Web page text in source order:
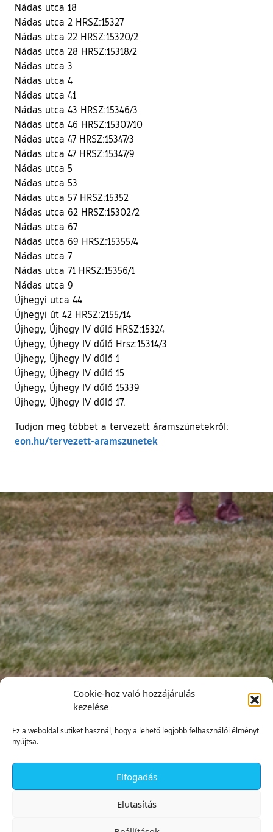
Cookie-hoz való hozzájárulás
kezelése
Ez a weboldal sütiket használ, hogy a lehető legjobb felhasználói élményt
nyújtsa.
Elfogadás
Elutasítás
Nádas utca 18
Nádas utca 2 HRSZ:15327
Nádas utca 22 HRSZ:15320/2
Nádas utca 28 HRSZ:15318/2
Nádas utca 3
Nádas utca 4
Nádas utca 41
Nádas utca 43 HRSZ:15346/3
Nádas utca 46 HRSZ:15307/10
Nádas utca 47 HRSZ:15347/3
Nádas utca 47 HRSZ:15347/9
Nádas utca 5
Nádas utca 53
Nádas utca 57 HRSZ:15352
Nádas utca 62 HRSZ:15302/2
Nádas utca 67
Nádas utca 69 HRSZ:15355/4
Nádas utca 7
Nádas utca 71 HRSZ:15356/1
Nádas utca 9
Újhegyi utca 44
Újhegyi út 42 HRSZ:2155/14
Újhegy, Újhegy IV dűlő HRSZ:15324
Újhegy, Újhegy IV dűlő Hrsz:15314/3
Újhegy, Újhegy IV dűlő 1
Újhegy, Újhegy IV dűlő 15
Újhegy, Újhegy IV dűlő 15339
Újhegy, Újhegy IV dűlő 17.
Tudjon meg többet a tervezett áramszünetekről:
eon.hu/tervezett-aramszunetek
✕